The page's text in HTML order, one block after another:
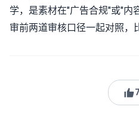
学，是素材在"广告合规"或"
审前两道审核口径一起对照，